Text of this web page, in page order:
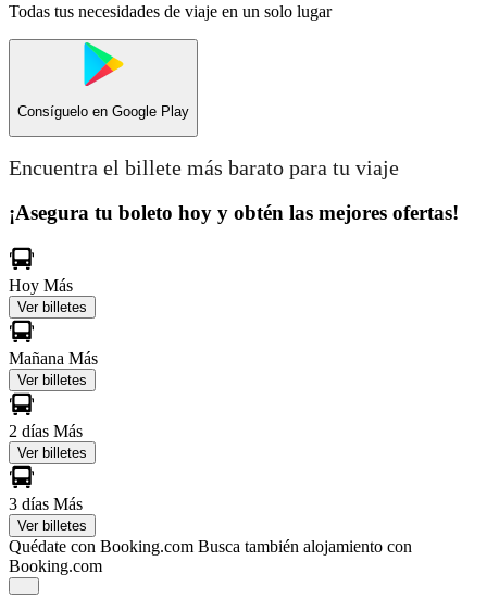
Todas tus necesidades de viaje en un solo lugar
Consíguelo en Google Play
Encuentra el billete más barato para tu viaje
¡Asegura tu boleto hoy y obtén las mejores ofertas!
Hoy Más
Ver billetes
Mañana Más
Ver billetes
2 días Más
Ver billetes
3 días Más
Ver billetes
Quédate con Booking.com Busca también alojamiento con
Booking.com